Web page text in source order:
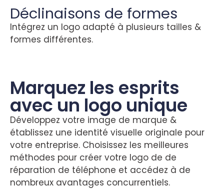
Déclinaisons de formes
Intégrez un logo adapté à plusieurs tailles &
formes différentes.
Marquez les esprits
avec un logo unique
Développez votre image de marque &
établissez une identité visuelle originale pour
votre entreprise. Choisissez les meilleures
méthodes pour créer votre logo de de
réparation de téléphone et accédez à de
nombreux avantages concurrentiels.